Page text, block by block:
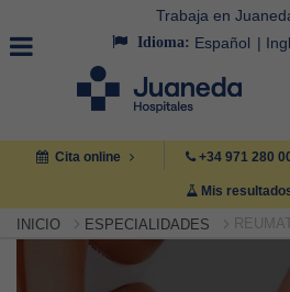
Trabaja en
Idioma: Español
Cita online +34 971 280
Mis
INICIO ESPECIALIDADES